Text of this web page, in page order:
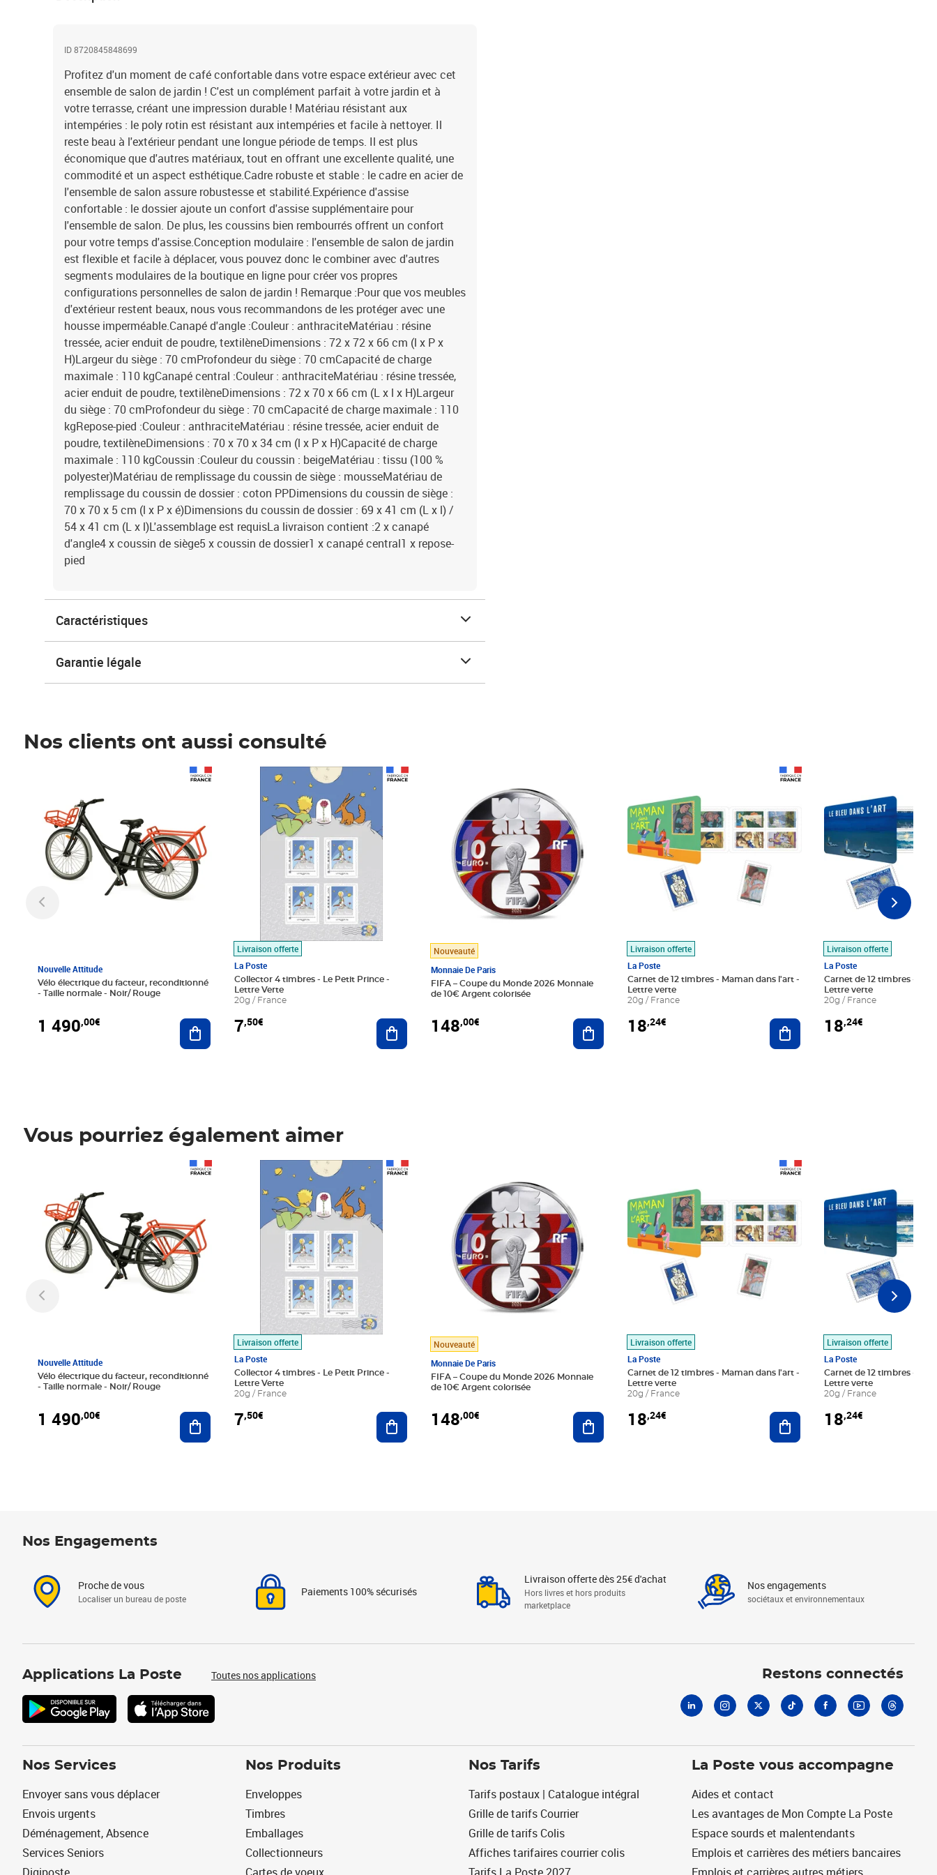
ID 8720845848699
Profitez d'un moment de café confortable dans votre espace extérieur avec cet
ensemble de salon de jardin ! C'est un complément parfait à votre jardin et à
votre terrasse, créant une impression durable ! Matériau résistant aux
intempéries : le poly rotin est résistant aux intempéries et facile à nettoyer. Il
reste beau à l'extérieur pendant une longue période de temps. Il est plus
économique que d'autres matériaux, tout en offrant une excellente qualité, une
commodité et un aspect esthétique.Cadre robuste et stable : le cadre en acier de
l'ensemble de salon assure robustesse et stabilité.Expérience d'assise
confortable : le dossier ajoute un confort d'assise supplémentaire pour
l'ensemble de salon. De plus, les coussins bien rembourrés offrent un confort
pour votre temps d'assise.Conception modulaire : l'ensemble de salon de jardin
est flexible et facile à déplacer, vous pouvez donc le combiner avec d'autres
segments modulaires de la boutique en ligne pour créer vos propres
configurations personnelles de salon de jardin ! Remarque :Pour que vos meubles
d'extérieur restent beaux, nous vous recommandons de les protéger avec une
housse imperméable.Canapé d'angle :Couleur : anthraciteMatériau : résine
tressée, acier enduit de poudre, textilèneDimensions : 72 x 72 x 66 cm (l x P x
H)Largeur du siège : 70 cmProfondeur du siège : 70 cmCapacité de charge
maximale : 110 kgCanapé central :Couleur : anthraciteMatériau : résine tressée,
acier enduit de poudre, textilèneDimensions : 72 x 70 x 66 cm (L x l x H)Largeur
du siège : 70 cmProfondeur du siège : 70 cmCapacité de charge maximale : 110
kgRepose-pied :Couleur : anthraciteMatériau : résine tressée, acier enduit de
poudre, textilèneDimensions : 70 x 70 x 34 cm (l x P x H)Capacité de charge
maximale : 110 kgCoussin :Couleur du coussin : beigeMatériau : tissu (100 %
polyester)Matériau de remplissage du coussin de siège : mousseMatériau de
remplissage du coussin de dossier : coton PPDimensions du coussin de siège :
70 x 70 x 5 cm (l x P x é)Dimensions du coussin de dossier : 69 x 41 cm (L x l) /
54 x 41 cm (L x l)L'assemblage est requisLa livraison contient :2 x canapé
d'angle4 x coussin de siège5 x coussin de dossier1 x canapé central1 x repose-
pied
Caractéristiques
Garantie légale
Nos clients ont aussi consulté
Nouvelle Attitude
Vélo électrique du facteur, reconditionné
- Taille normale - Noir/ Rouge
1 490,00€ Ajouter au panier
Livraison offerte
La Poste
Collector 4 timbres - Le Petit Prince -
Lettre Verte
20g / France
7,50€
Prix 7,50€
Ajouter au panier
Nouveauté
Monnaie De Paris
FIFA – Coupe du Monde 2026 Monnaie
de 10€ Argent colorisée
148,00€ Ajouter au panier
Livraison offerte
La Poste
Carnet de 12 timbres - Maman dans l'art -
Lettre verte
20g / France
18,24€ Ajouter au panier
Livraison offerte
La Poste
Carnet de 12 timbres - Le
Lettre verte
20g / France
18,24€
Vous pourriez également aimer
Nouvelle Attitude
Vélo électrique du facteur, reconditionné
- Taille normale - Noir/ Rouge
1 490,00€ Ajouter au panier
Livraison offerte
La Poste
Collector 4 timbres - Le Petit Prince -
Lettre Verte
20g / France
7,50€
Prix 7,50€
Ajouter au panier
Nouveauté
Monnaie De Paris
FIFA – Coupe du Monde 2026 Monnaie
de 10€ Argent colorisée
148,00€ Ajouter au panier
Livraison offerte
La Poste
Carnet de 12 timbres - Maman dans l'art -
Lettre verte
20g / France
18,24€ Ajouter au panier
Livraison offerte
La Poste
Carnet de 12 timbres - Le
Lettre verte
20g / France
18,24€
Nos Engagements
Proche de vous
Localiser un bureau de poste
Paiements 100% sécurisés
Livraison offerte dès 25€ d'achat
Hors livres et hors produits
marketplace
Nos engagements
sociétaux et environnementaux
Applications La Poste Toutes nos applications Restons connectés
Nos Services
Envoyer sans vous déplacer
Envois urgents
Déménagement, Absence
Services Seniors
Nos Produits
Enveloppes
Timbres
Emballages
Collectionneurs
Nos Tarifs
Tarifs postaux | Catalogue intégral
Grille de tarifs Courrier
Grille de tarifs Colis
Affiches tarifaires courrier colis
La Poste vous accompagne
Aides et contact
Les avantages de Mon Compte La Poste
Espace sourds et malentendants
Emplois et carrières des métiers bancaires